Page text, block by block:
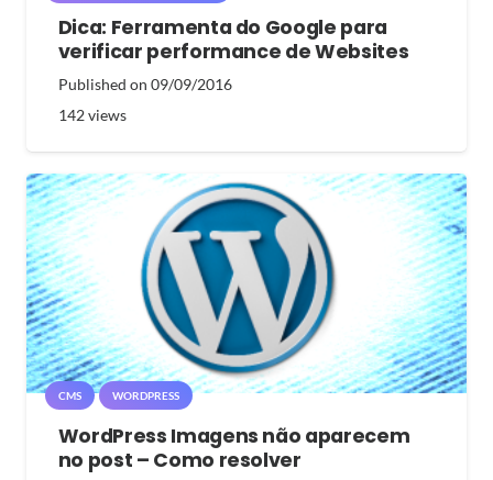
Dica: Ferramenta do Google para
verificar performance de Websites
Published on 09/09/2016
142views
CMS WORDPRESS
WordPress Imagens não aparecem
no post – Como resolver